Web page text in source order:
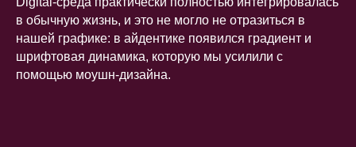
в обычную жизнь, и это не могло не отразиться в
нашей графике: в айдентике появился градиент и
шрифтовая динамика, которую мы усилили с
помощью моушн-дизайна.